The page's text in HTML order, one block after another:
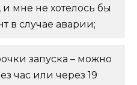
мне не хотелось бы
в случае аварии;
запуска – можно
час или через 19